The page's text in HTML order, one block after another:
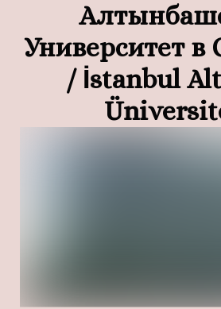
Университет в
/ İstanbul